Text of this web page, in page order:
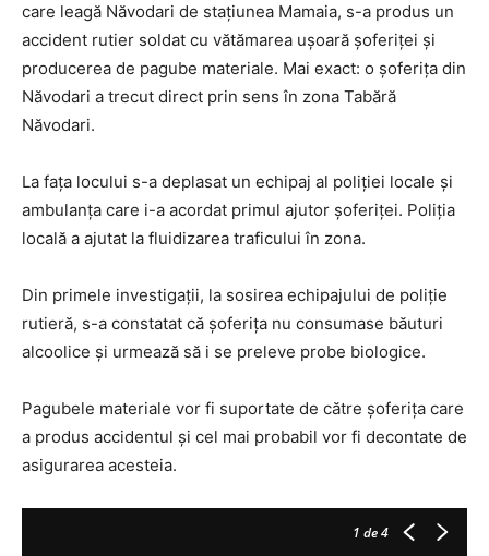
care leagă Năvodari de stațiunea Mamaia, s-a produs un
accident rutier soldat cu vătămarea ușoară șoferiței și
producerea de pagube materiale. Mai exact: o șoferița din
Năvodari a trecut direct prin sens în zona Tabără
Năvodari.
La fața locului s-a deplasat un echipaj al poliției locale și
ambulanța care i-a acordat primul ajutor șoferiței. Poliția
locală a ajutat la fluidizarea traficului în zona.
Din primele investigații, la sosirea echipajului de poliție
rutieră, s-a constatat că șoferița nu consumase băuturi
alcoolice și urmează să i se preleve probe biologice.
Pagubele materiale vor fi suportate de către șoferița care
a produs accidentul și cel mai probabil vor fi decontate de
asigurarea acesteia.
1 de 4